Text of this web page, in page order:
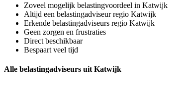
Zoveel mogelijk belastingvoordeel in Katwijk
Altijd een belastingadviseur regio Katwijk
Erkende belastingadviseurs regio Katwijk
Geen zorgen en frustraties
Direct beschikbaar
Bespaart veel tijd
Alle belastingadviseurs uit Katwijk